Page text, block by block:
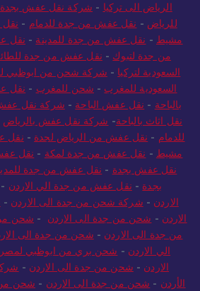
الرياض الى تركيا - شركة نقل عفش بجدة
للرياض - نقل عفش من جدة للدمام -
مشيط - نقل عفش من جدة للمدينة - نقل
من جدة لتبوك - نقل عفش من جدة
السعودية لتركيا - شركة شحن من ابوظبي
السعودية للمغرب - شحن للمغرب - نقل
بالباحة - نقل عفش الباحة - شركة نقل عفش
نقل اثاث بالباحة- شركة نقل عفش بالرياض
للدمام - نقل عفش من الرياض لجدة - نقل
مشيط - نقل عفش من جدة لمكة - نقل
نقل عفش بجدة - نقل عفش من جدة
بجدة - نقل عفش من جدة الي الاردن -
الاردن - شركة شحن من جدة الى الاردن -
الاردن - شحن من جدة الى الاردن - شحن من
من جدة الى الاردن - شحن من جدة الى
الي الاردن - شحن بري من ابوظبي لمصر
الاردن - شحن من جدة الى الاردن -
الأردن - شحن من جدة الى الاردن - شحن من